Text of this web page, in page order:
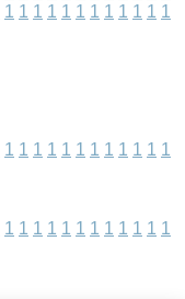
1 1 1 1 1 1 1 1 1 1 1 1
1 1 1 1 1 1 1 1 1 1 1 1
1 1 1 1 1 1 1 1 1 1 1 1